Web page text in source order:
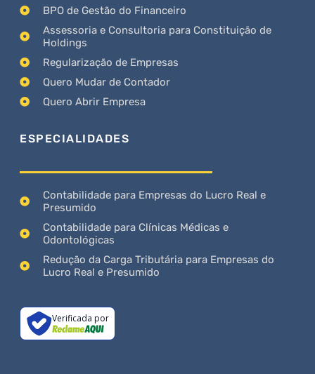
BPO de Gestão do Financeiro
Assessoria e Consultoria para Constituição de
Holdings
Regularização de Empresas
Quero Mudar de Contador
Quero Abrir Empresa
ESPECIALIDADES
Contabilidade para Empresas do Lucro Real e
Presumido
Contabilidade para Clínicas Médicas e
Odontológicas
Redução da Carga Tributária para Empresas do
Lucro Real e Presumido
Verificada por